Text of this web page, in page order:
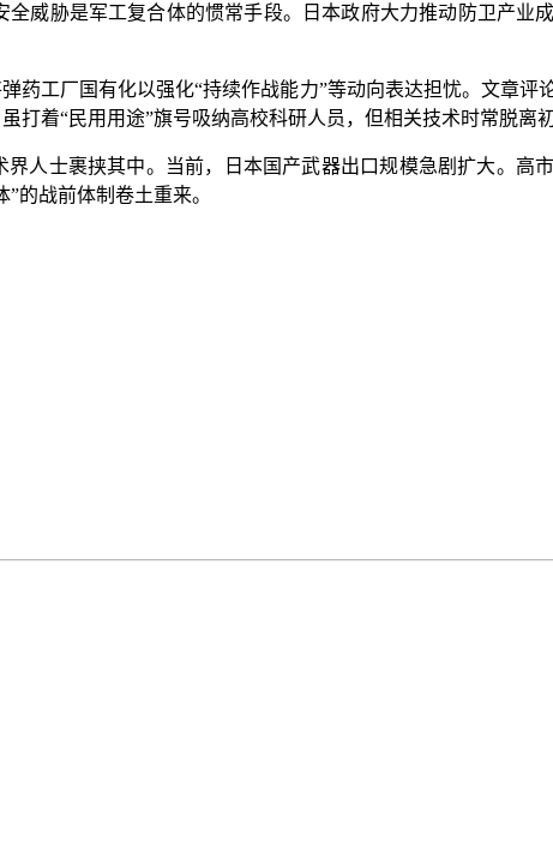
胁是军工复合体的惯常手段。日本政府大力推动防卫产业
工厂国有化以强化“持续作战能力”等动向表达担忧。文章评
着“民用用途”旗号吸纳高校科研人员，但相关技术时常脱离
士裹挟其中。当前，日本国产武器出口规模急剧扩大。高
的战前体制卷土重来。